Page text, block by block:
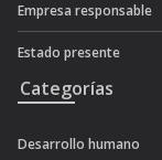
Empresa responsable
Estado presente
Categorías
Desarrollo humano